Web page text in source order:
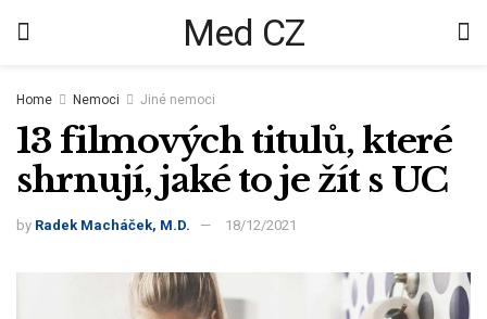
Med CZ
Home Nemoci Jiné nemoci
13 filmových titulů, které
shrnují, jaké to je žít s UC
by Radek Macháček, M.D. 18/12/2021